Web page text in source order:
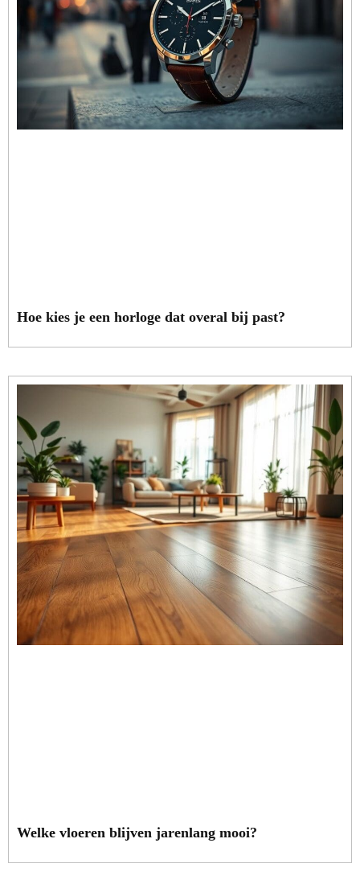
Hoe kies je een horloge dat overal bij past?
Welke vloeren blijven jarenlang mooi?